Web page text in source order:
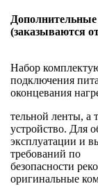
Дополнительные
(заказываются
Набор
подключения
оконцевания
тельной ленты, а
устройство. Для
эксплуатации и
требований по
безопасности
оригинальные